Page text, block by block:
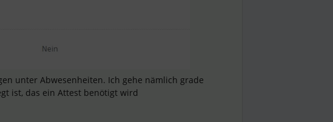
unter Abwesenheiten. Ich gehe nämlich grade
ist, das ein Attest benötigt wird